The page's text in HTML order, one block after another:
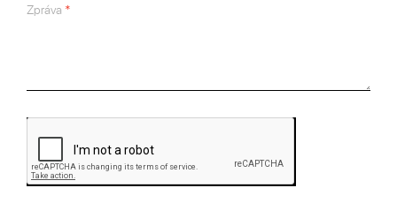
Zpráva